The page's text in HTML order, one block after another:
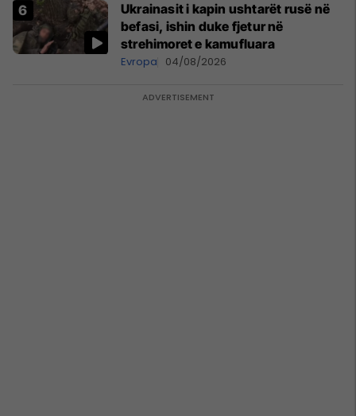
Ukrainasit i kapin ushtarët rusë në
befasi, ishin duke fjetur në
strehimoret e kamufluara
Evropa 04/08/2026